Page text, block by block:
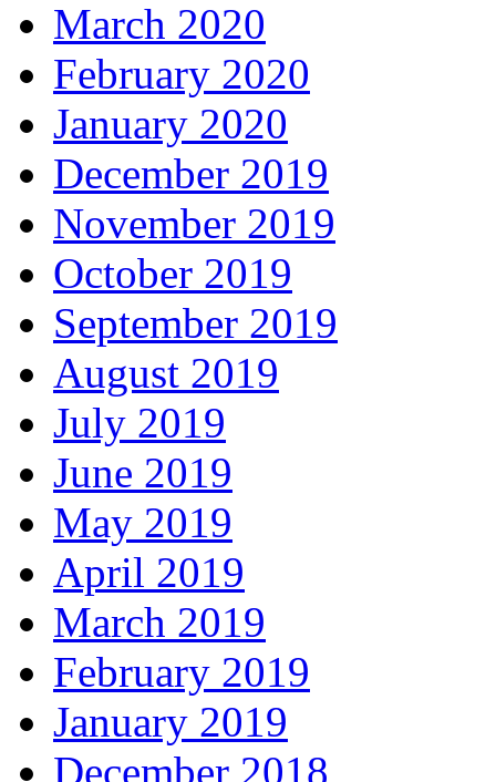
March 2020
February 2020
January 2020
December 2019
November 2019
October 2019
September 2019
August 2019
July 2019
June 2019
May 2019
April 2019
March 2019
February 2019
January 2019
December 2018